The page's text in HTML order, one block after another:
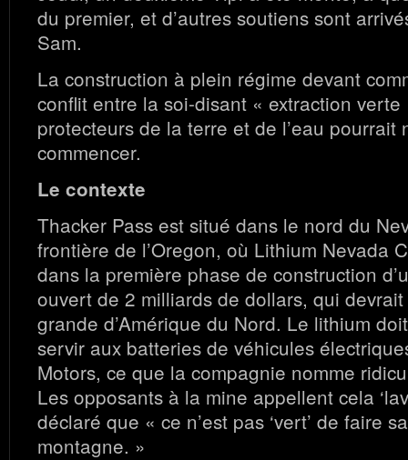
du premier, et d’autres soutiens sont
Sam.
La construction à plein régime devant
conflit entre la soi-disant « extraction verte
protecteurs de la terre et de l’eau pourrait
commencer.
Le contexte
Thacker Pass est situé dans le nord du
frontière de l’Oregon, où Lithium Nevada
dans la première phase de construction
ouvert de 2 milliards de dollars, qui
grande d’Amérique du Nord. Le lithium
servir aux batteries de véhicules
Motors, ce que la compagnie nomme
Les opposants à la mine appellent cela
déclaré que « ce n’est pas ‘vert’ de faire
montagne. »